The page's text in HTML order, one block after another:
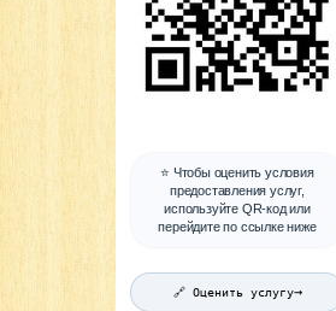
⭐ Чтобы оценить условия
предоставления услуг,
используйте QR-код или
перейдите по ссылке ниже
🔗 Оценить услугу→